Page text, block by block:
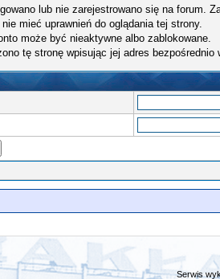
lub nie zarejestrowano się na forum.
mieć uprawnień do oglądania tej strony.
może być nieaktywne albo zablokowane.
tę stronę wpisując jej adres
Serwis